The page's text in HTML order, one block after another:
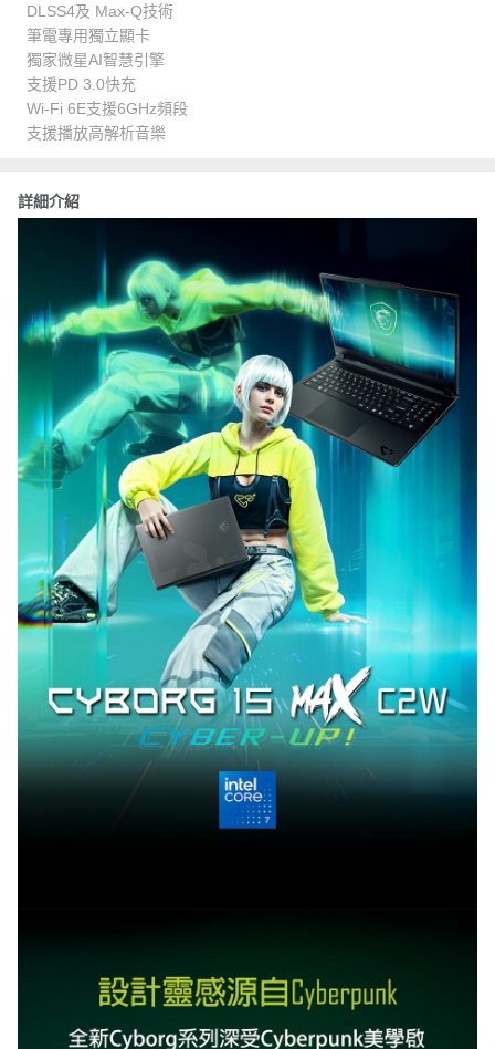
DLSS4及 Max-Q技術
筆電專用獨立顯卡
獨家微星AI智慧引擎
支援PD 3.0快充
Wi-Fi 6E支援6GHz頻段
支援播放高解析音樂
詳細介紹